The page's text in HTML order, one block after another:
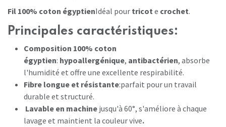
Fil 100% coton égyptienIdéal pour tricot e crochet.
Principales caractéristiques:
Composition 100% coton
égyptien: hypoallergénique, antibactérien, absorbe
l'humidité et offre une excellente respirabilité.
Fibre longue et résistante:parfait pour un travail
durable et structuré.
Lavable en machine jusqu'à 60°, s'améliore à chaque
lavage et maintient la couleur vive.